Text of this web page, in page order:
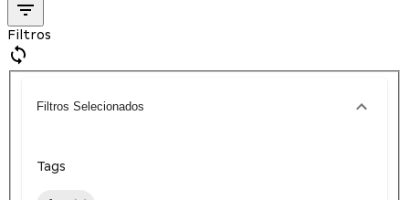
Filtros
Filtros Selecionados
Tags